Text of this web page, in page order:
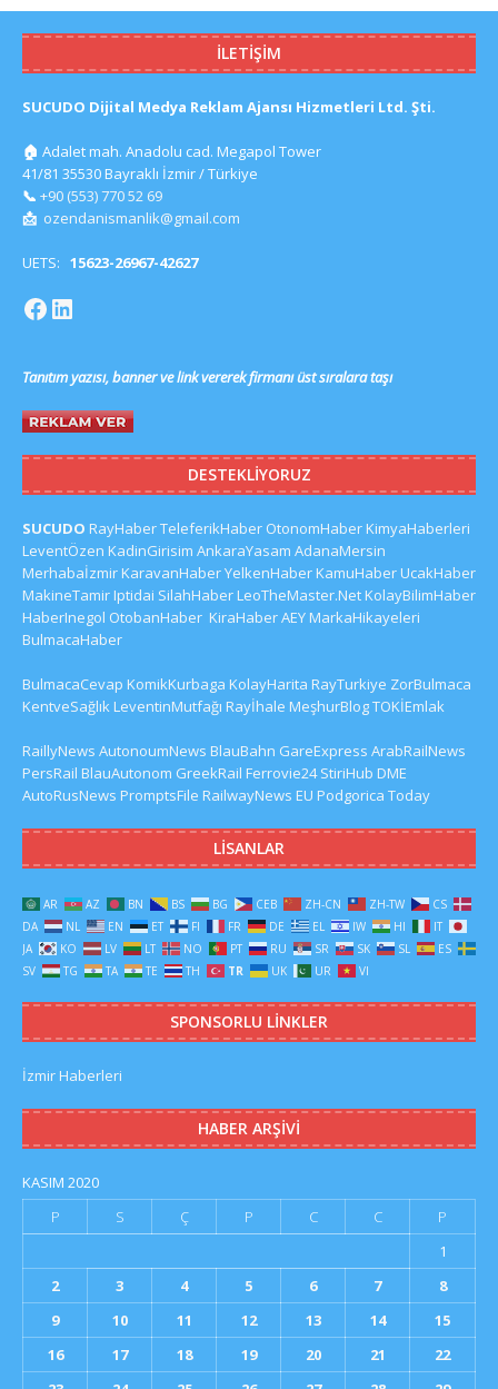
İLETIŞIM
SUCUDO Dijital Medya Reklam Ajansı Hizmetleri Ltd. Şti.
🏠 Adalet mah. Anadolu cad. Megapol Tower
41/81 35530 Bayraklı İzmir / Türkiye
📞 +90 (553) 770 52 69
📩 ozendanismanlik@gmail.com
UETS: 15623-26967-42627
Tanıtım yazısı, banner ve link vererek firmanı üst sıralara taşı
DESTEKLIYORUZ
SUCUDO RayHaberTeleferikHaber OtonomHaberKimyaHaberleri
LeventÖzen KadinGirisim AnkaraYasam AdanaMersin
MerhabaİzmirKaravanHaberYelkenHaberKamuHaberUcakHaber
MakineTamirIptidai SilahHaberLeoTheMaster.NetKolayBilimHaber
HaberInegol OtobanHaber KiraHaberAEYMarkaHikayeleri
BulmacaHaber
BulmacaCevap KomikKurbaga KolayHarita RayTurkiye ZorBulmaca
KentveSağlıkLeventinMutfağı Rayİhale MeşhurBlogTOKİEmlak
RaillyNews AutonoumNews BlauBahn GareExpress ArabRailNews
PersRail BlauAutonom GreekRail Ferrovie24 StiriHub DME
AutoRusNews PromptsFile RailwayNews EU Podgorica Today
LISANLAR
AR AZ BN BS BG CEB ZH-CN ZH-TW
CS
DA
NL EN ET FI FR DE EL IW HI
IT
JA
KO LV LT NO PT RU SR SK SL
ES
SV
TG TA TE TH TR UK UR VI
SPONSORLU LINKLER
İzmir Haberleri
HABER ARŞIVI
KASIM 2020
P
S Ç P C C
P
1
2
3 4 5 6 7
8
9
10 11 12 13 14
15
16
17 18 19 20 21
22